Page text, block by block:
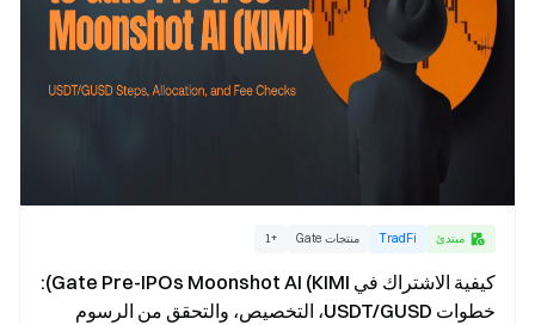
مبتدئ TradFi منتجات Gate +
1
كيفية الاشتراك في Gate Pre-IPOs Moonshot AI (KIMI):
خطوات USDT/GUSD، التخصيص، والتحقق من الرسوم